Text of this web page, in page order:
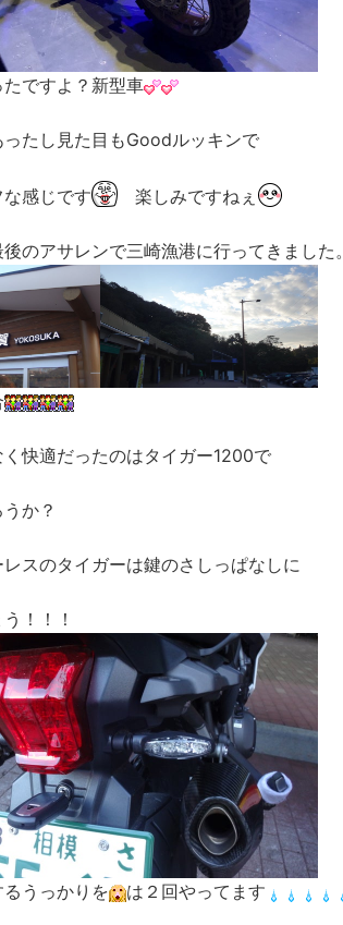
ですよ？新型車
たし見た目もGoodルッキンで
感じです 楽しみですねぇ
のアサレンで三崎漁港に行ってきました。
く快適だったのはタイガー1200で
か？
スのタイガーは鍵のさしっぱなしに
！！！
うっかりを は２回やってます